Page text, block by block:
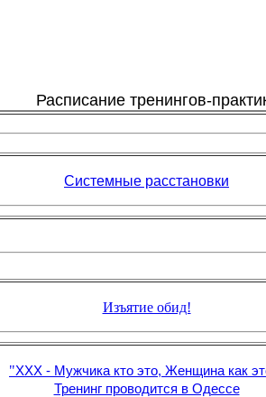
Расписание тренингов-
Системные расстановки
Изъятие обид!
"ХХХ - Мужчика кто это, Женщина как
Тренинг проводится в Одессе